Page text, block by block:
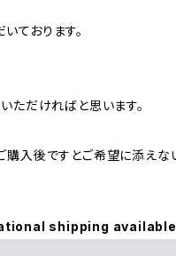
ております。
ただければと思います。
入後ですとご希望に添えな
shipping available